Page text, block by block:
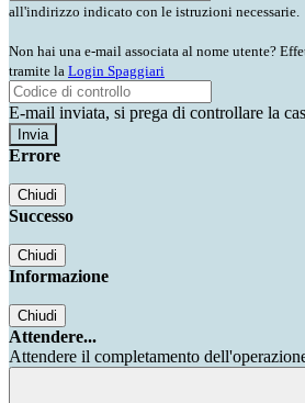
all'indirizzo indicato con le istruzioni necessarie.
Non hai una e-mail associata al nome utente?
tramite la Login Spaggiari
E-mail inviata, si prega di controllare la
Errore
Chiudi
Successo
Chiudi
Informazione
Chiudi
Attendere...
Attendere il completamento